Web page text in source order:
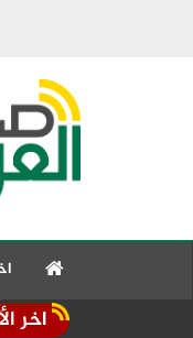
اخر بالجهود